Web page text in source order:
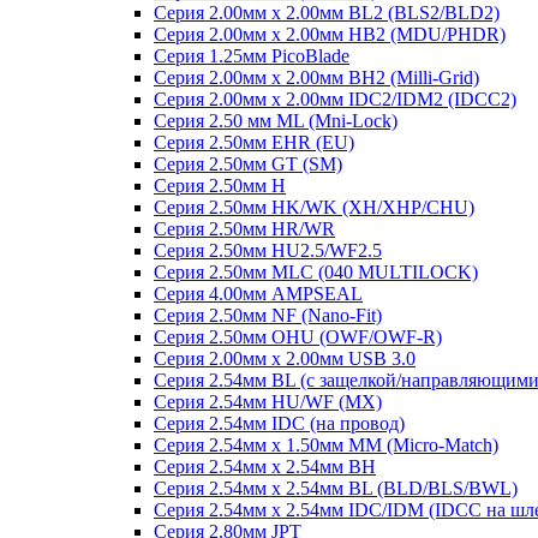
Серия 2.00мм x 2.00мм BL2 (BLS2/BLD2)
Серия 2.00мм x 2.00мм HB2 (MDU/PHDR)
Серия 1.25мм PicoBlade
Серия 2.00мм х 2.00мм BH2 (Milli-Grid)
Серия 2.00мм х 2.00мм IDC2/IDM2 (IDCC2)
Серия 2.50 мм ML (Mni-Lock)
Серия 2.50мм EHR (EU)
Серия 2.50мм GT (SM)
Серия 2.50мм H
Серия 2.50мм HK/WK (XH/XHP/CHU)
Серия 2.50мм HR/WR
Серия 2.50мм HU2.5/WF2.5
Серия 2.50мм MLC (040 MULTILOCK)
Серия 4.00мм AMPSEAL
Серия 2.50мм NF (Nano-Fit)
Серия 2.50мм OHU (OWF/OWF-R)
Серия 2.00мм x 2.00мм USB 3.0
Серия 2.54мм BL (с защелкой/
Серия 2.54мм HU/WF (MX)
Серия 2.54мм IDC (на провод)
Серия 2.54мм х 1.50мм MM (Micro-Match)
Серия 2.54мм х 2.54мм BH
Серия 2.54мм х 2.54мм BL (BLD/BLS/BWL)
Серия 2.54мм х 2.54мм IDC/IDM (IDCC на
Серия 2.80мм JPT